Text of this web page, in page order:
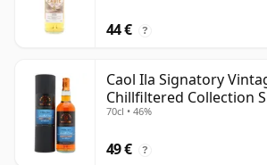
44 € ?
Caol Ila Signatory
Chillfiltered Collection
años
70cl • 46%
49 € ?